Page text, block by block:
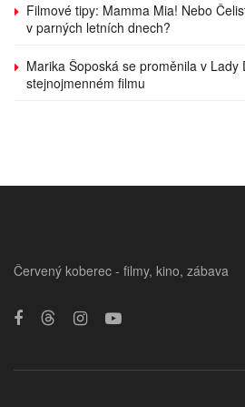
Filmové tipy: Mamma Mia! Nebo
v parných letních dnech?
Marika Šoposká se proměnila v Lady
stejnojmenném filmu
Červený koberec - filmy, kino, zábava